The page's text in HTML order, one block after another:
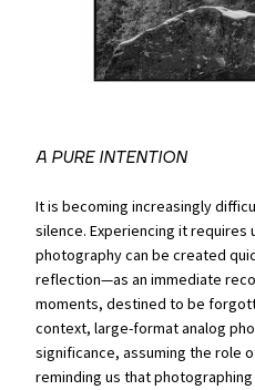
A PURE INTENTION
It is becoming increasingly
silence. Experiencing it requires
photography can be created
reflection—as an immediate
moments, destined to be
context, large-format analog
significance, assuming the role
reminding us that